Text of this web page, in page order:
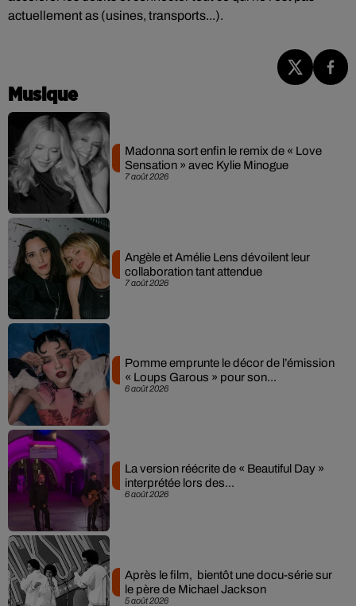
actuellement as (usines, transports...).
Musique
7 août 2026
Madonna sort enfin le remix de « Love
Sensation » avec Kylie Minogue
7 août 2026
Angèle et Amélie Lens dévoilent leur
collaboration tant attendue
6 août 2026
Pomme emprunte le décor de l’émission
« Loups Garous » pour son...
6 août 2026
La version réécrite de « Beautiful Day »
interprétée lors des...
5 août 2026
Après le film, bientôt une docu-série sur
le père de Michael Jackson